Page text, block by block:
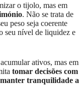
o tijolo, mas em
. Não se trata de
peso seja coerente
seu nível de liquidez e
ativos, mas em
tomar decisões com
tranquilidade a